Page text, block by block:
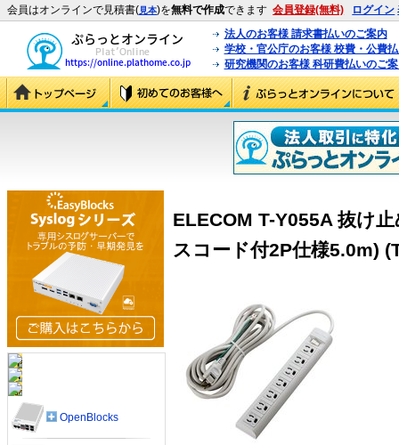
会員はオンラインで見積書(見本)を無料で作成できます 会員登録(無料) ログイン
法人のお客様 請求書払いのご案内
学校・官公庁のお客様 校費・公費
研究機関のお客様 科研費払いのご
ELECOM T-Y055A 抜け
スコード付2P仕様5.0m)
OpenBlocks